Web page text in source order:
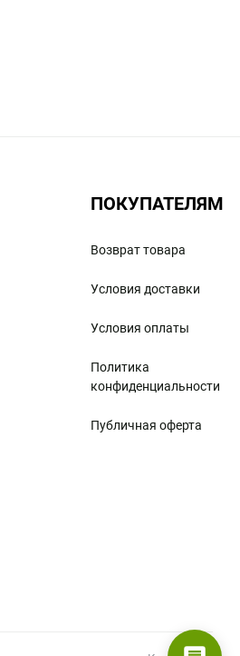
ПОКУПАТЕЛЯМ
Возврат товара
Условия доставки
Условия оплаты
Политика
конфиденциальности
Публичная оферта